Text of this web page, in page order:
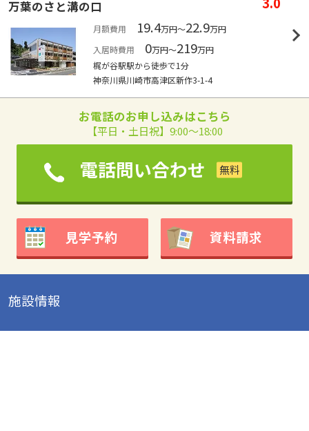
万葉のさと溝の口
月額費用 19.4万円～22.9万円
入居時費用
0万円～219万円
梶が谷駅駅から徒歩で1分
神奈川県川崎市高津区新作3-1-4
お電話のお申し込みはこちら
【平日・土日祝】9:00～18:00
電話問い合わせ
見学予約 資料請求
施設情報